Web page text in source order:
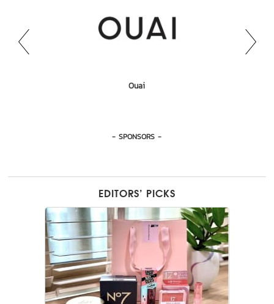
Biore
Maybelline
Head & Shoulders
Ouai
- SPONSORS -
EDITORS’ PICKS